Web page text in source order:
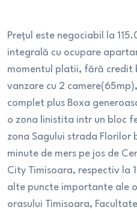
Prețul este negociabil la
integrală cu ocupare
momentul platii, fără credit
vanzare cu 2
complet plus Boxa
o zona linistita intr un bloc
zona Sagului strada Florilor
minute de mers pe jos de
City Timisoara, respectiv la
alte puncte importante ale
orasului Timisoara,